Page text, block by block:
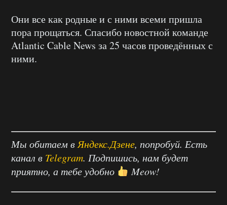
Они все как родные и с ними всеми пришла
пора прощаться. Спасибо новостной команде
Atlantic Cable News за 25 часов проведённых с
ними.
Мы обитаем в Яндекс.Дзене, попробуй. Есть
канал в Telegram. Подпишись, нам будет
приятно, а тебе удобно
Meow!